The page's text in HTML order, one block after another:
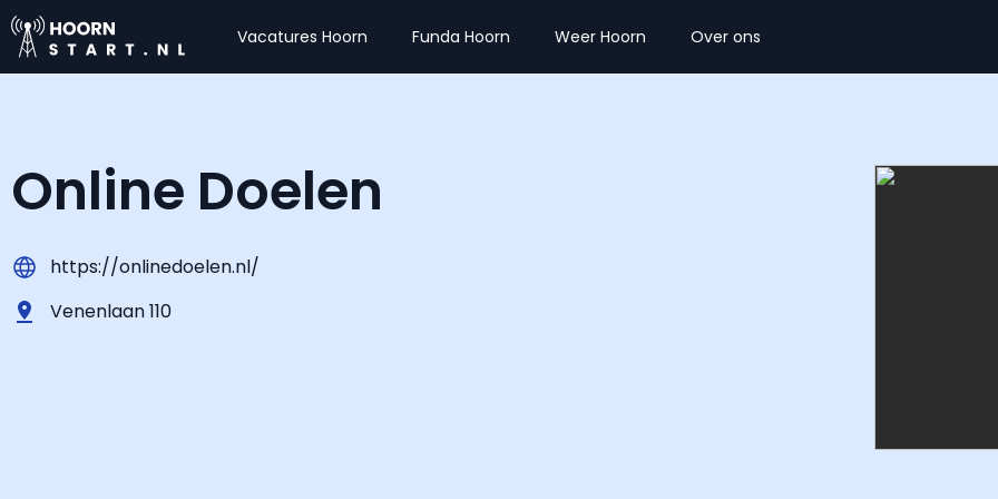
Vacatures Hoorn Funda Hoorn Weer Hoorn Over ons
Online Doelen
https://onlinedoelen.nl/
Venenlaan 110